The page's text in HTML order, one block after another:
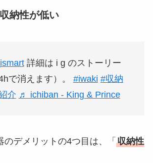
納性が低い
詳細は i g のストーリー
で消えます）。 #iwaki #収納
介 ♬ ichiban - King & Prince
のデメリットの4つ目は、「 収納性